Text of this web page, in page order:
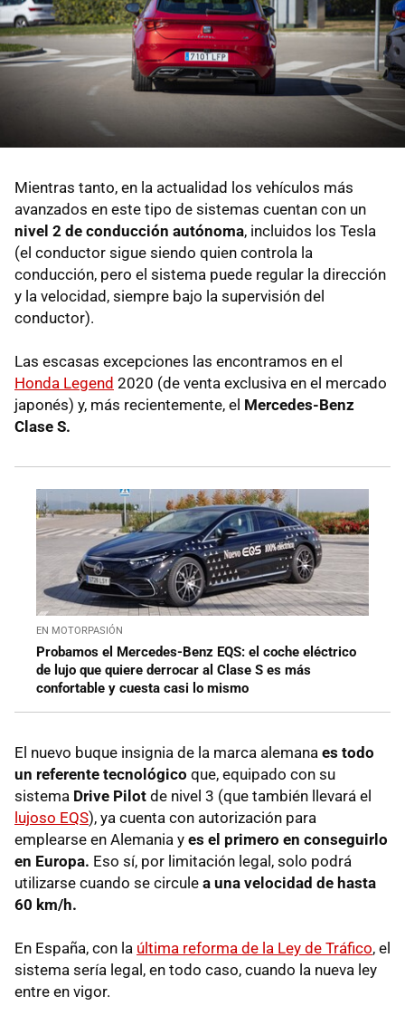
Mientras tanto, en la actualidad los vehículos más
avanzados en este tipo de sistemas cuentan con un
nivel 2 de conducción autónoma, incluidos los Tesla
(el conductor sigue siendo quien controla la
conducción, pero el sistema puede regular la dirección
y la velocidad, siempre bajo la supervisión del
conductor).
Las escasas excepciones las encontramos en el
Honda Legend 2020 (de venta exclusiva en el mercado
japonés) y, más recientemente, el Mercedes-Benz
Clase S.
EN MOTORPASIÓN
Probamos el Mercedes-Benz EQS: el coche eléctrico
de lujo que quiere derrocar al Clase S es más
confortable y cuesta casi lo mismo
El nuevo buque insignia de la marca alemana es todo
un referente tecnológico que, equipado con su
sistema Drive Pilot de nivel 3 (que también llevará el
lujoso EQS), ya cuenta con autorización para
emplearse en Alemania y es el primero en conseguirlo
en Europa. Eso sí, por limitación legal, solo podrá
utilizarse cuando se circule a una velocidad de hasta
60 km/h.
En España, con la última reforma de la Ley de Tráfico, el
sistema sería legal, en todo caso, cuando la nueva ley
entre en vigor.